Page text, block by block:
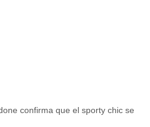
confirma que el sporty chic se